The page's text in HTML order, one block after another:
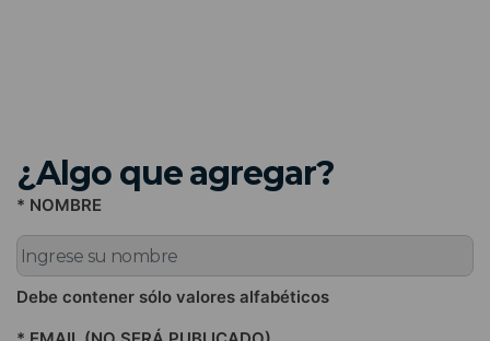
¿Algo que agregar?
* NOMBRE
Debe contener sólo valores alfabéticos